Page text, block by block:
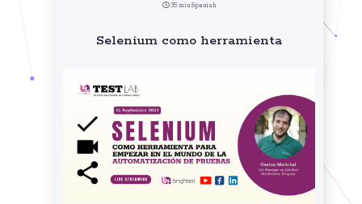
35 min Spanish
Selenium como herramienta